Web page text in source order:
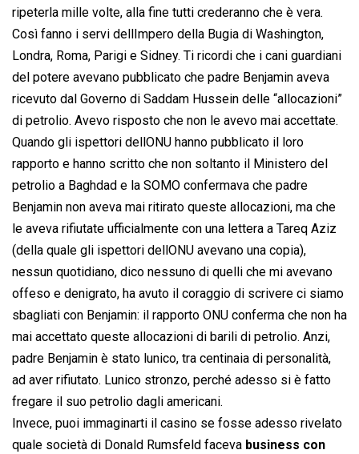
ripeterla mille volte, alla fine tutti crederanno che è vera.
Così fanno i servi dellImpero della Bugia di Washington,
Londra, Roma, Parigi e Sidney. Ti ricordi che i cani guardiani
del potere avevano pubblicato che padre Benjamin aveva
ricevuto dal Governo di Saddam Hussein delle “allocazioni”
di petrolio. Avevo risposto che non le avevo mai accettate.
Quando gli ispettori dellONU hanno pubblicato il loro
rapporto e hanno scritto che non soltanto il Ministero del
petrolio a Baghdad e la SOMO confermava che padre
Benjamin non aveva mai ritirato queste allocazioni, ma che
le aveva rifiutate ufficialmente con una lettera a Tareq Aziz
(della quale gli ispettori dellONU avevano una copia),
nessun quotidiano, dico nessuno di quelli che mi avevano
offeso e denigrato, ha avuto il coraggio di scrivere ci siamo
sbagliati con Benjamin: il rapporto ONU conferma che non ha
mai accettato queste allocazioni di barili di petrolio. Anzi,
padre Benjamin è stato lunico, tra centinaia di personalità,
ad aver rifiutato. Lunico stronzo, perché adesso si è fatto
fregare il suo petrolio dagli americani.
Invece, puoi immaginarti il casino se fosse adesso rivelato
quale società di Donald Rumsfeld faceva business con